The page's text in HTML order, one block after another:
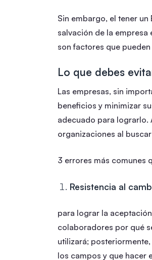
Sin embargo, el tener
salvación de la
son factores que
Lo que debes
Las empresas, sin
beneficios y minimizar
adecuado para lograrlo.
organizaciones al
3 errores más comunes
Resistencia al
para lograr la
colaboradores por qué
utilizará;
los campos y que hacer